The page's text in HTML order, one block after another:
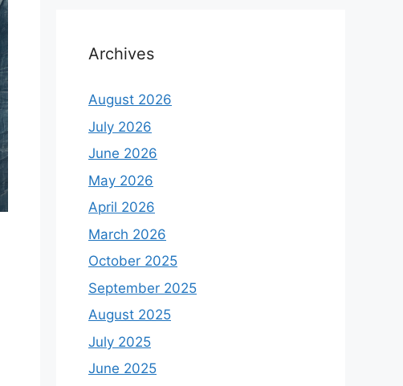
Archives
August 2026
July 2026
June 2026
May 2026
April 2026
March 2026
October 2025
September 2025
August 2025
July 2025
June 2025